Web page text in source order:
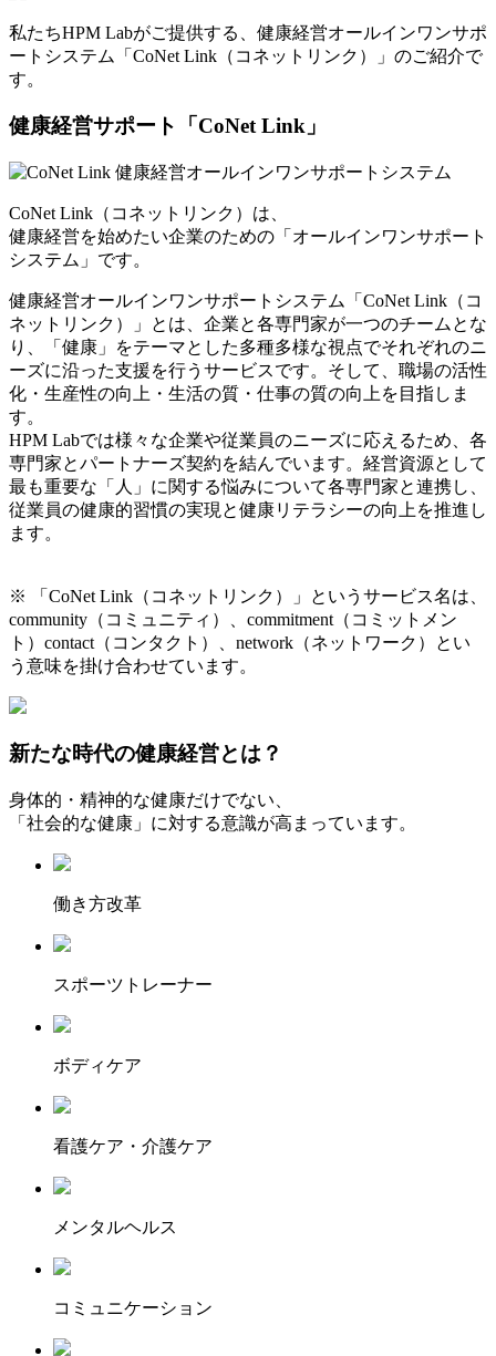
私たちHPM Labがご提供する、健康経営オールインワンサポ
ートシステム「CoNet Link（コネットリンク）」のご紹介で
す。
健康経営サポート「CoNet Link」
CoNet Link（コネットリンク）は、
健康経営を始めたい企業のための 「オールインワンサポート
システム」 です。
健康経営オールインワンサポートシステム「CoNet Link（コ
ネットリンク）」とは、企業と各専門家が一つのチームとな
り、「健康」をテーマとした多種多様な視点でそれぞれのニ
ーズに沿った支援を行うサービスです。そして、職場の活性
化・生産性の向上・生活の質・仕事の質の向上を目指しま
す。
HPM Labでは様々な企業や従業員のニーズに応えるため、各
専門家とパートナーズ契約を結んでいます。経営資源として
最も重要な「人」に関する悩みについて各専門家と連携し、
従業員の健康的習慣の実現と健康リテラシーの向上を推進し
ます。
※ 「CoNet Link（コネットリンク）」というサービス名は、
community（コミュニティ）、commitment（コミットメン
ト）contact（コンタクト）、network（ネットワーク）とい
う意味を掛け合わせています。
新たな時代の健康経営とは？
身体的・精神的な健康だけでない、
「社会的な健康」 に対する意識が高まっています。
働き方改革
スポーツトレーナー
ボディケア
看護ケア・介護ケア
メンタルヘルス
コミュニケーション